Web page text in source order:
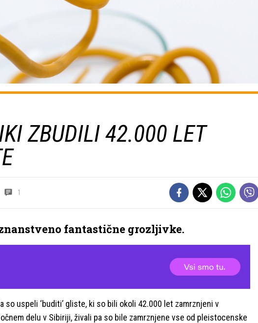
ZBUDILI 42.000 LET
1
fantastične grozljivke.
so uspeli ‘buditi’ gliste, ki so bili okoli 42.000 let zamrznjeni v
delu v Sibiriji, živali pa so bile zamrznjene vse od pleistocenske